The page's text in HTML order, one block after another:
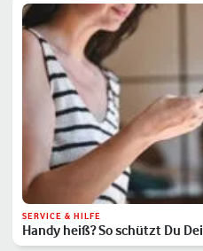
SERVICE & HILFE
Handy heiß? So schützt Du